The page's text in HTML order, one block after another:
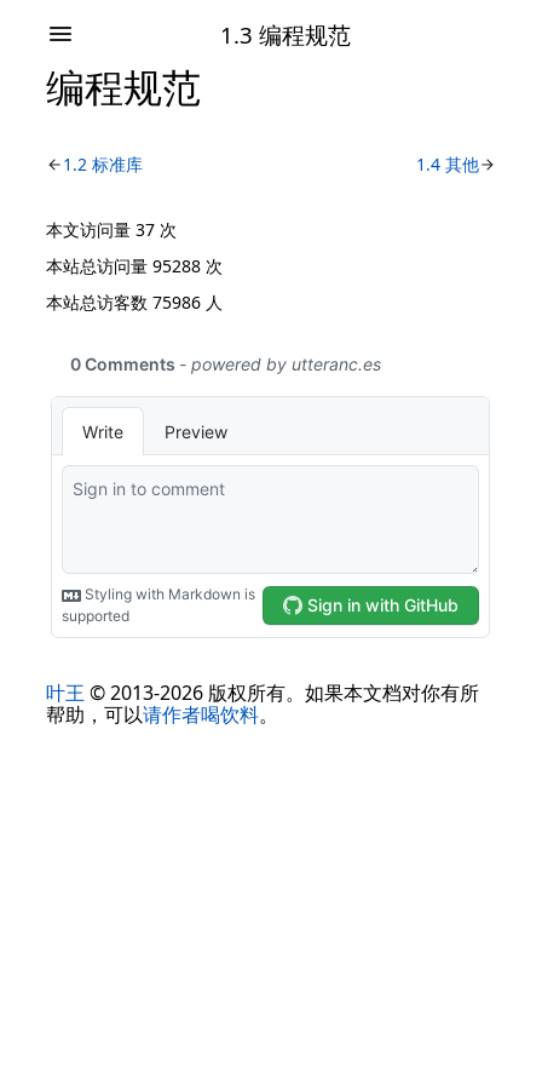
1.3 编程规范
编程规范
1.2 标准库 1.4 其他
本文访问量37 次
本站总访问量95288 次
本站总访客数75986 人
叶王 © 2013-2026 版权所有。如果本文档对你有所
帮助，可以请作者喝饮料。